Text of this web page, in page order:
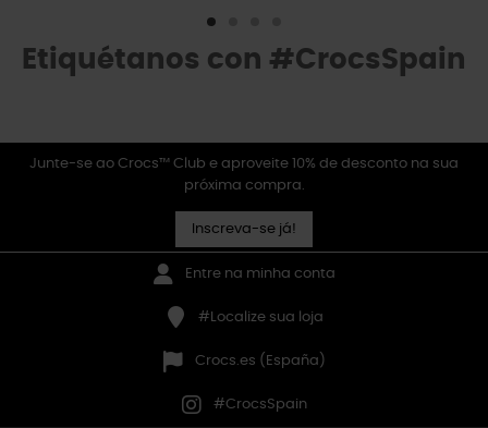
Etiquétanos con #CrocsSpain
Junte-se ao Crocs™ Club e aproveite 10% de desconto na sua
próxima compra.
Inscreva-se já!
Entre na minha conta
#Localize sua loja
Crocs.es (España)
#CrocsSpain